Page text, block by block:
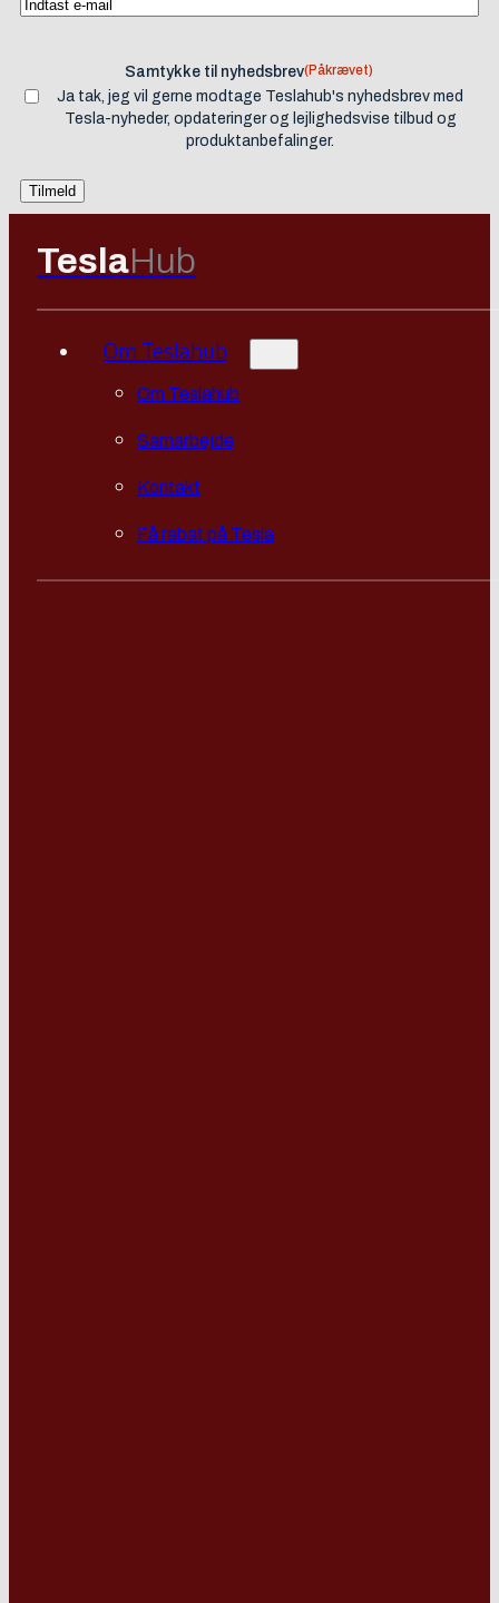
Samtykke til nyhedsbrev(Påkrævet)
Ja tak, jeg vil gerne modtage Teslahub's nyhedsbrev med
Tesla-nyheder, opdateringer og lejlighedsvise tilbud og
produktanbefalinger.
TeslaHub
Om Teslahub
Om Teslahub
Samarbejde
Kontakt
Få rabat på Tesla